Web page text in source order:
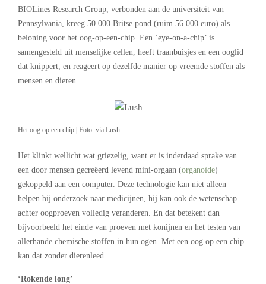
BIOLines Research Group, verbonden aan de universiteit van
Pennsylvania, kreeg 50.000 Britse pond (ruim 56.000 euro) als
beloning voor het oog-op-een-chip. Een ‘eye-on-a-chip’ is
samengesteld uit menselijke cellen, heeft traanbuisjes en een ooglid
dat knippert, en reageert op dezelfde manier op vreemde stoffen als
mensen en dieren.
Het oog op een chip | Foto: via Lush
Het klinkt wellicht wat griezelig, want er is inderdaad sprake van
een door mensen gecreëerd levend mini-orgaan (organoïde)
gekoppeld aan een computer. Deze technologie kan niet alleen
helpen bij onderzoek naar medicijnen, hij kan ook de wetenschap
achter oogproeven volledig veranderen. En dat betekent dan
bijvoorbeeld het einde van proeven met konijnen en het testen van
allerhande chemische stoffen in hun ogen. Met een oog op een chip
kan dat zonder dierenleed.
‘Rokende long’